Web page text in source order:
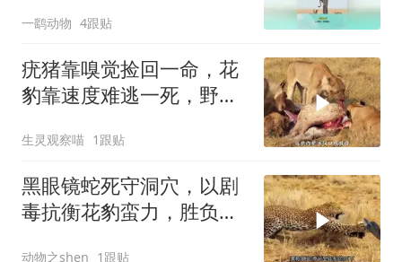
一鹞动物 4跟贴
疣猪靠嗅觉捡回一命，花
豹靠速度难逃一死，野外
生灵观察喵 1跟贴
黑眼镜蛇死守洞穴，以剧
毒抗衡花豹蛮力，胜负一
动物之shen 1跟贴